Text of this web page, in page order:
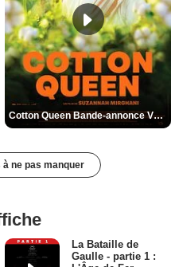
Cotton Queen Bande-annonce VO STFR
ne pas manquer
La Bataille de
Gaulle - partie 1 :